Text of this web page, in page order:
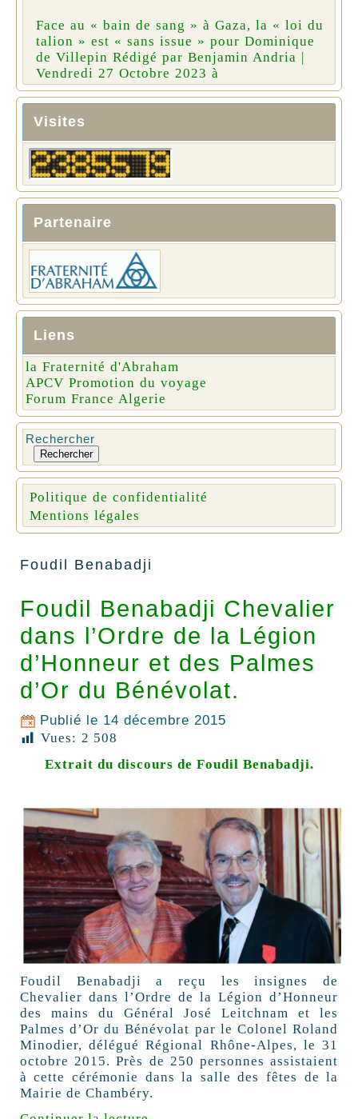
Face au « bain de sang » à Gaza, la « loi du
talion » est « sans issue » pour Dominique
de Villepin Rédigé par Benjamin Andria |
Vendredi 27 Octobre 2023 à
Visites
Partenaire
Liens
la Fraternité d'Abraham
APCV Promotion du voyage
Forum France Algerie
Rechercher
Rechercher
Politique de confidentialité
Mentions légales
Foudil Benabadji
Foudil Benabadji Chevalier
dans l’Ordre de la Légion
d’Honneur et des Palmes
d’Or du Bénévolat.
Publié le 14 décembre 2015
Vues: 2 508
Extrait du discours de Foudil Benabadji.
Foudil Benabadji a reçu les insignes de
Chevalier dans l’Ordre de la Légion d’Honneur
des mains du Général José Leitchnam et les
Palmes d’Or du Bénévolat par le Colonel Roland
Minodier, délégué Régional Rhône-Alpes, le 31
octobre 2015. Près de 250 personnes assistaient
à cette cérémonie dans la salle des fêtes de la
Mairie de Chambéry.